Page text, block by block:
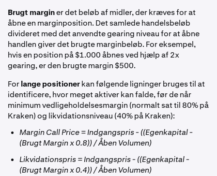
Brugt marginer det beløb af midler, der kræves for at
åbne en marginposition. Det samlede handelsbeløb
divideret med det anvendte gearing niveau for at åbne
handlen giver det brugte marginbeløb. For eksempel,
hvis en position på $1.000 åbnes ved hjælp af 2x
gearing, er den brugte margin $500.
Forlange positionerkan følgende ligninger bruges til at
identificere, hvor meget aktiver kan falde, før de når
minimum vedligeholdelsesmargin (normalt sat til 80% på
Kraken) og likvidationsniveau (40% på Kraken):
Margin Call Price = Indgangspris - ((Egenkapital -
(Brugt Margin x 0.8)) / Åben Volumen)
Likvidationspris = Indgangspris - ((Egenkapital -
(Brugt Margin x 0.4)) / Åben Volumen)